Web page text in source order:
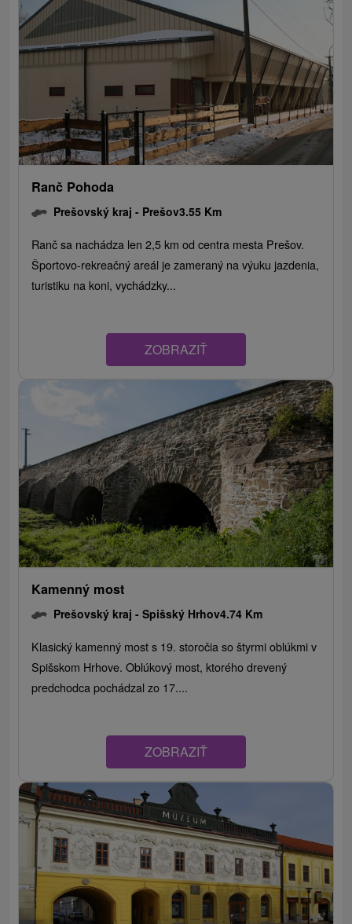
Ranč Pohoda
Prešovský kraj - Prešov3.55 Km
Ranč sa nachádza len 2,5 km od centra mesta Prešov.
Športovo-rekreačný areál je zameraný na výuku jazdenia,
turistiku na koni, vychádzky...
ZOBRAZIŤ
Kamenný most
Prešovský kraj -Spišský Hrhov4.74 Km
Klasický kamenný most s 19. storočia so štyrmi oblúkmi v
Spišskom Hrhove. Oblúkový most, ktorého drevený
predchodca pochádzal zo 17....
ZOBRAZIŤ